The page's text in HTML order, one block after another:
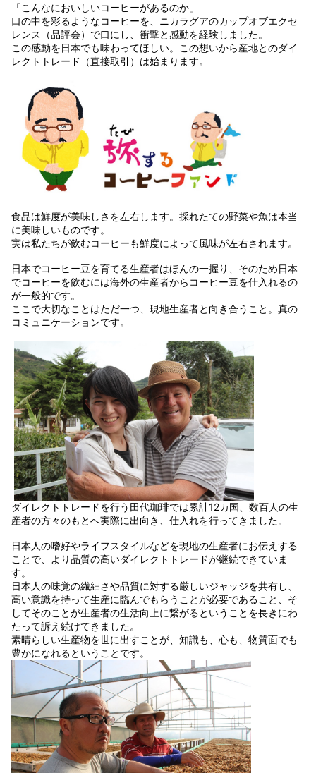
「こんなにおいしいコーヒーがあるのか」
口の中を彩るようなコーヒーを、ニカラグアのカップオブエクセ
レンス（品評会）で口にし、衝撃と感動を経験しました。
この感動を日本でも味わってほしい。この想いから産地とのダイ
レクトトレード（直接取引）は始まります。
食品は鮮度が美味しさを左右します。採れたての野菜や魚は本当
に美味しいものです。
実は私たちが飲むコーヒーも鮮度によって風味が左右されます。
日本でコーヒー豆を育てる生産者はほんの一握り、そのため日本
でコーヒーを飲むには海外の生産者からコーヒー豆を仕入れるの
が一般的です。
ここで大切なことはただ一つ、現地生産者と向き合うこと。真の
コミュニケーションです。
ダイレクトトレードを行う田代珈琲では累計12カ国、数百人の生
産者の方々のもとへ実際に出向き、仕入れを行ってきました。
日本人の嗜好やライフスタイルなどを現地の生産者にお伝えする
ことで、より品質の高いダイレクトトレードが継続できていま
す。
日本人の味覚の繊細さや品質に対する厳しいジャッジを共有し、
高い意識を持って生産に臨んでもらうことが必要であること、そ
してそのことが生産者の生活向上に繋がるということを長きにわ
たって訴え続けてきました。
素晴らしい生産物を世に出すことが、知識も、心も、物質面でも
豊かになれるということです。